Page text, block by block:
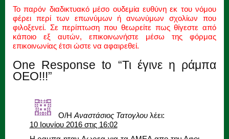
Το παρόν διαδικτυακό μέσο ουδεμία ευθύνη εκ του νόμου
φέρει περί των επωνύμων ή ανωνύμων σχολίων που
φιλοξενεί. Σε περίπτωση που θεωρείτε πως θίγεστε από
κάποιο εξ αυτών, επικοινωνήστε μέσω της φόρμας
επικοινωνίας έτσι ώστε να αφαιρεθεί.
One Response to “Τι έγινε η ράμπα
ΟΕΟ!!!”
Ο/Η Αναστάσιος Τατογλου λέει:
10 Ιουνίου 2016 στις 16:02